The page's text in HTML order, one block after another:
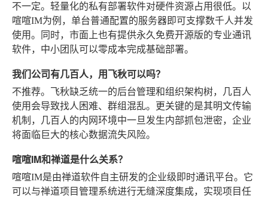
不一定。轻量化的私有部署软件对硬件资源占用很低。以
喧喧IM为例，单台普通配置的服务器即可支撑数千人并发
使用。同时，市面上也有提供永久免费开源版的专业通讯
软件，中小团队可以零成本完成基础部署。
我们公司有几百人，用飞秋可以吗？
不推荐。飞秋缺乏统一的后台管理和组织架构树，几百人
使用会导致找人困难、群组混乱。更关键的是其明文传输
机制，几百人的内网环境中一旦发生内部抓包泄密，企业
将面临巨大的核心数据流失风险。
喧喧IM和禅道是什么关系？
喧喧IM是由禅道软件自主研发的企业级即时通讯平台。它
可以与禅道项目管理系统进行无缝深度集成，实现项目任